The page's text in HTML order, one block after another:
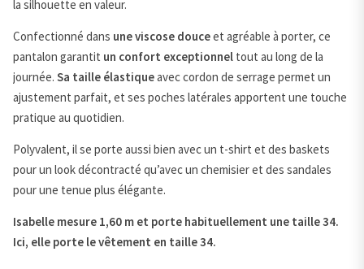
la silhouette en valeur.
Confectionné dans une viscose douceet agréable à porter, ce
pantalon garantit un confort exceptionnel tout au long de la
journée. Sa taille élastiqueavec cordon de serrage permet un
ajustement parfait, et ses poches latérales apportent une touche
pratique au quotidien.
Polyvalent, il se porte aussi bien avec un t-shirt et des baskets
pour un look décontracté qu’avec un chemisier et des sandales
pour une tenue plus élégante.
Isabelle mesure 1,60 m et porte habituellement une taille 34.
Ici, elle porte le vêtement en taille 34.